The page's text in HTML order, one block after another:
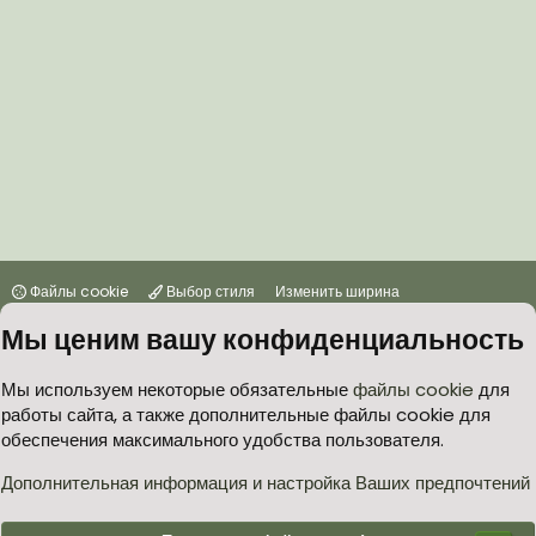
Файлы cookie Выбор стиля Изменить ширина
Условия и правила
Политика в отношении обработки персональных данных
Согласие на обработку персональных данных
Помощь Главная
R
Community platform by XenForo ® © 2010-2026 XenForo Ltd.
Мы ценим вашу конфиденциальность
Мы используем некоторые обязательныефайлы cookie для
работы сайта, а также дополнительные файлы cookie для
обеспечения максимального удобства пользователя.
Дополнительная информация и настройка Ваших предпочтений